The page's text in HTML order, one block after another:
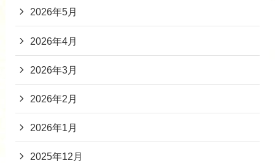
2026年5月
2026年4月
2026年3月
2026年2月
2026年1月
2025年12月